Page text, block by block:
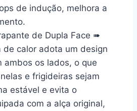
de indução, melhora a
de Dupla Face ➠
de calor adota um design
ambos os lados, o que
e frigideiras sejam
estável e evita o
com a alça original,